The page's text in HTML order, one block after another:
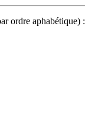
ordre aphabétique) :